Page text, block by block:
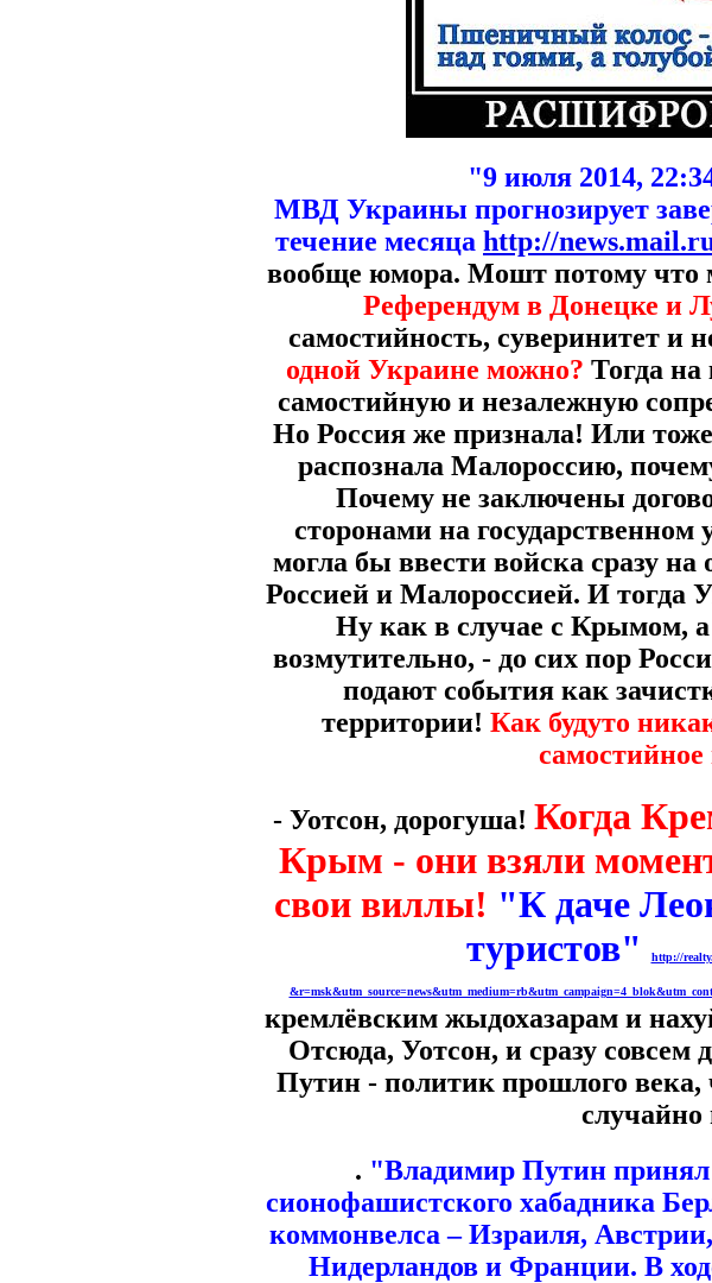
"9 июля 2014,
МВД Украины прогнозирует
течение месяца http://
вообще юмора. Мошт потому что
Референдум в Донецке и
самостийность, суверинитет и
одной Украине можно? Тогда
самостийную и незалежную
Но Россия же признала! Или
распознала Малороссию,
Почему не заключены
сторонами на государственном
могла бы ввести войска сразу
Россией и Малороссией. И тогда
Ну как в случае с Крымом, а
возмутительно, - до сих пор
подают события как
территории! Как будуто
самостийное
- Уотсон, дорогуша! Когда
Крым - они взяли
свои виллы! "К даче
туристов"
http://
кремлёвским жыдохазарам и
Отсюда, Уотсон, и сразу
Путин - политик прошлого века,
. "Владимир Путин
сионофашистского хабадника
коммонвелса – Израиля,
Нидерландов и Франции. В